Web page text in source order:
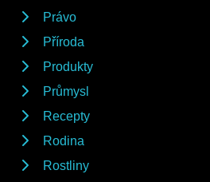
Právo
Příroda
Produkty
Průmysl
Recepty
Rodina
Rostliny